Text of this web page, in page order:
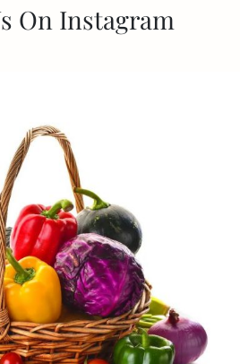
On Instagram